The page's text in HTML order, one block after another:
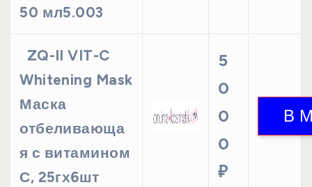
50 мл5.003
ZQ-II VIT-C
Whitening Mask
Маска
отбеливающа
я с витамином
С, 25гх6шт
5
0
0
0
₽